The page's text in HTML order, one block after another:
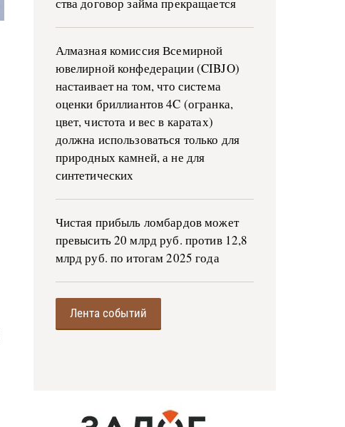
Алмазная комиссия Всемирной
ювелирной конфедерации (CIBJO)
настаивает на том, что система
оценки бриллиантов 4C (огранка,
цвет, чистота и вес в каратах)
должна использоваться только для
природных камней, а не для
синтетических
Чистая прибыль ломбардов может
превысить 20 млрд руб. против 12,8
млрд руб. по итогам 2025 года
Лента событий